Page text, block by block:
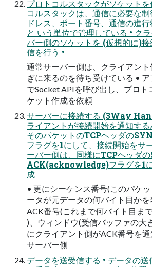
プロトコルスタックがソケットを
コルスタックは、通信に必要な
ドレス、ポート番号、通信の進
と いう単位で管理している • ク
バー側のソケットを (仮想的に)
信を行う •
通常サーバー側は、クライアン
ぎに来るのを待ち受けている •
でSocket APIを呼び出し、プロト
ケット作成を依頼
サーバーに接続する (3Way
ライアントが接続開始を通知する
そのパケットのTCPヘッダの
フラグを1にして、接続開始をサ
ーバー側は、同様にTCPヘッダ
ACK(acknowledge)フラグを1
成
• 更にシーケンス番号(このパケ
ータが元データの何バイト目かを
ACK番号(これまで何バイト目ま
)、ウィンドウ(受信バッファの大
にクライアント側がACK番号を
サーバー側
データを送受信する • データの